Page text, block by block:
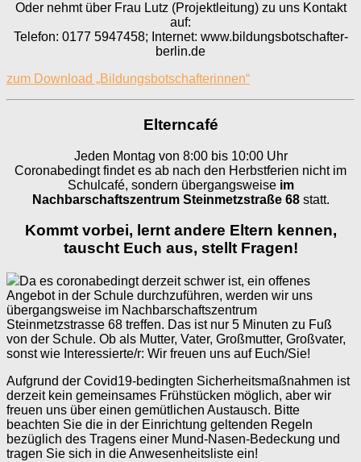
Oder nehmt über Frau Lutz (Projektleitung) zu uns Kontakt
auf:
Telefon: 0177 5947458; Internet: www.bildungsbotschafter-
berlin.de
zum Download „Bildungsbotschafterinnen“
Elterncafé
Jeden Montag von 8:00 bis 10:00 Uhr
Coronabedingt findet es ab nach den Herbstferien nicht im
Schulcafé, sondern übergangsweise im
Nachbarschaftszentrum Steinmetzstraße 68statt.
Kommt vorbei, lernt andere Eltern kennen,
tauscht Euch aus, stellt Fragen!
Da es coronabedingt derzeit schwer ist, ein offenes
Angebot in der Schule durchzuführen, werden wir uns
übergangsweise im Nachbarschaftszentrum
Steinmetzstrasse 68 treffen. Das ist nur 5 Minuten zu Fuß
von der Schule. Ob als Mutter, Vater, Großmutter, Großvater,
sonst wie Interessierte/r: Wir freuen uns auf Euch/Sie!
Aufgrund der Covid19-bedingten Sicherheitsmaßnahmen ist
derzeit kein gemeinsames Frühstücken möglich, aber wir
freuen uns über einen gemütlichen Austausch. Bitte
beachten Sie die in der Einrichtung geltenden Regeln
bezüglich des Tragens einer Mund-Nasen-Bedeckung und
tragen Sie sich in die Anwesenheitsliste ein!